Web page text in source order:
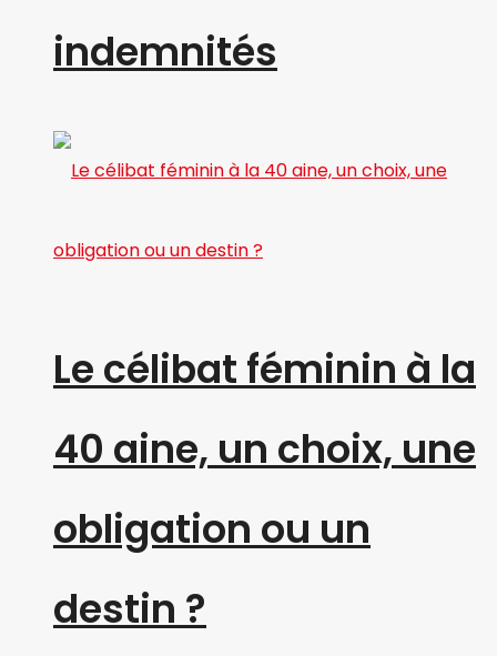
indemnités
Le célibat féminin à la
40 aine, un choix, une
obligation ou un
destin ?